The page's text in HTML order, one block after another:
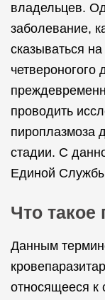
владельцев.
заболевание,
сказываться
четвероногого
проводить
пироплазмоза
стадии. С
Единой
Что такое
Данным
относящееся